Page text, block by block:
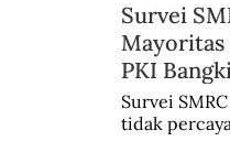
Survei
Mayoritas
PKI
Survei
tidak